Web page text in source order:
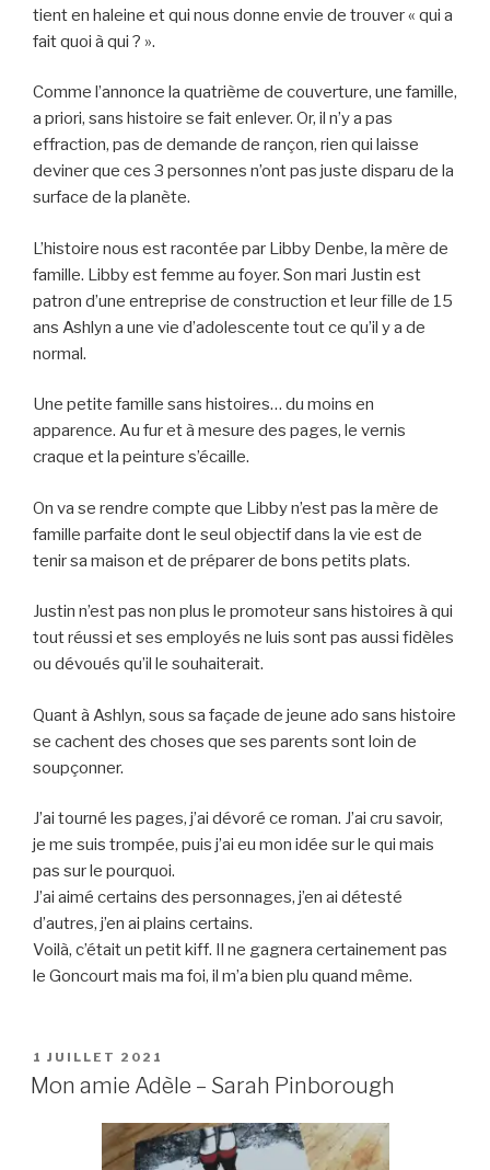
tient en haleine et qui nous donne envie de trouver « qui a
fait quoi à qui ? ».
Comme l’annonce la quatrième de couverture, une famille,
a priori, sans histoire se fait enlever. Or, il n’y a pas
effraction, pas de demande de rançon, rien qui laisse
deviner que ces 3 personnes n’ont pas juste disparu de la
surface de la planète.
L’histoire nous est racontée par Libby Denbe, la mère de
famille. Libby est femme au foyer. Son mari Justin est
patron d’une entreprise de construction et leur fille de 15
ans Ashlyn a une vie d’adolescente tout ce qu’il y a de
normal.
Une petite famille sans histoires… du moins en
apparence. Au fur et à mesure des pages, le vernis
craque et la peinture s’écaille.
On va se rendre compte que Libby n’est pas la mère de
famille parfaite dont le seul objectif dans la vie est de
tenir sa maison et de préparer de bons petits plats.
Justin n’est pas non plus le promoteur sans histoires à qui
tout réussi et ses employés ne luis sont pas aussi fidèles
ou dévoués qu’il le souhaiterait.
Quant à Ashlyn, sous sa façade de jeune ado sans histoire
se cachent des choses que ses parents sont loin de
soupçonner.
J’ai tourné les pages, j’ai dévoré ce roman. J’ai cru savoir,
je me suis trompée, puis j’ai eu mon idée sur le qui mais
pas sur le pourquoi.
J’ai aimé certains des personnages, j’en ai détesté
d’autres, j’en ai plains certains.
Voilà, c’était un petit kiff. Il ne gagnera certainement pas
le Goncourt mais ma foi, il m’a bien plu quand même.
PUBLIÉ
LE
1 JUILLET 2021
Mon amie Adèle – Sarah Pinborough